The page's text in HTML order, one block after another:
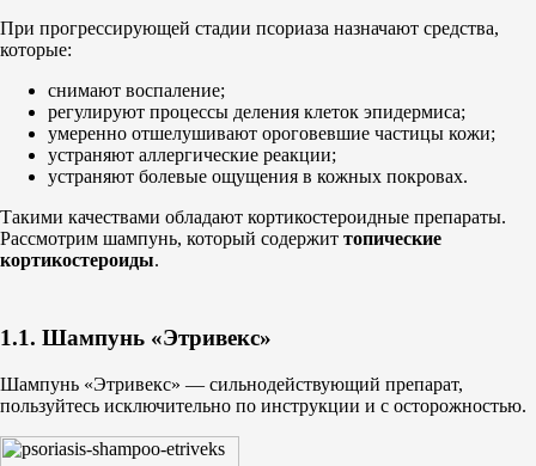
При прогрессирующей стадии псориаза назначают средства,
которые:
снимают воспаление;
регулируют процессы деления клеток эпидермиса;
умеренно отшелушивают ороговевшие частицы кожи;
устраняют аллергические реакции;
устраняют болевые ощущения в кожных покровах.
Такими качествами обладают кортикостероидные препараты.
Рассмотрим шампунь, который содержит топические
кортикостероиды.
1.1. Шампунь «Этривекс»
Шампунь «Этривекс» — сильнодействующий препарат,
пользуйтесь исключительно по инструкции и с осторожностью.